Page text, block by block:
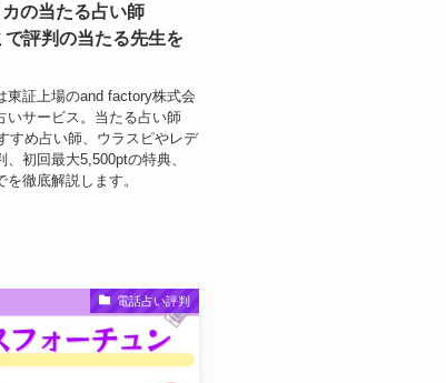
の当たる占い師
評判の当たる先生を
東証上場のand factory株式会
いサービス。当たる占い師
すめ占い師、ウラスピやレデ
、初回最大5,500ptの特典、
徹底解説します。
電話占い評判